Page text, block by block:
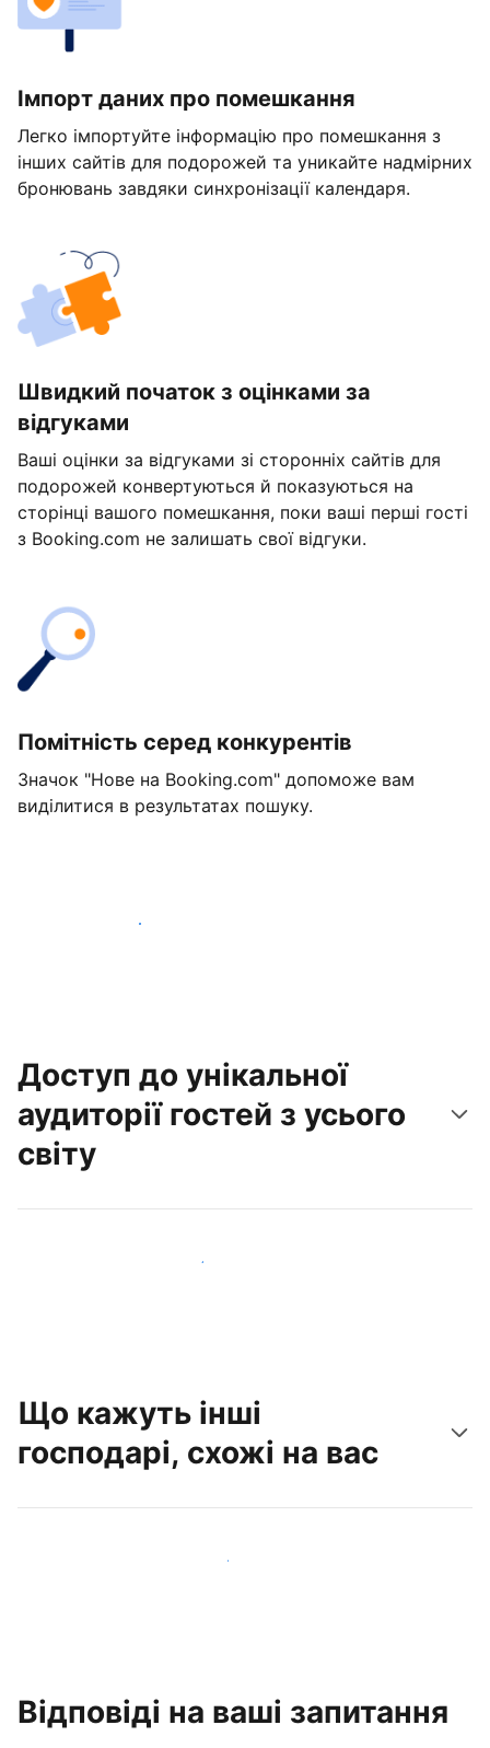
Імпорт даних про помешкання
Легко імпортуйте інформацію про помешкання з
інших сайтів для подорожей та уникайте надмірних
бронювань завдяки синхронізації календаря.
Швидкий початок з оцінками за
відгуками
Ваші оцінки за відгуками зі сторонніх сайтів для
подорожей конвертуються й показуються на
сторінці вашого помешкання, поки ваші перші гості
з Booking.com не залишать свої відгуки.
Помітність серед конкурентів
Значок "Нове на Booking.com" допоможе вам
виділитися в результатах пошуку.
Розпочати вже сьогодні
Доступ до унікальної
аудиторії гостей з усього
світу
Привабити нових гостей вже сьогодні
Що кажуть інші
господарі, схожі на вас
Приєднуйтеся до господарів, схожих на вас
Відповіді на ваші запитання